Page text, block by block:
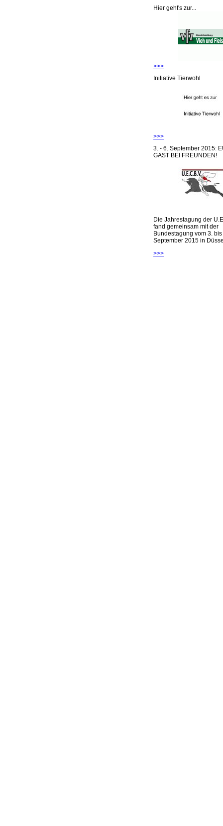
Hier geht's zur...
>>>
Initiative Tierwohl
>>>
3. - 6. September 2015:
GAST BEI FREUNDEN!
Die Jahrestagung der
fand gemeinsam mit der
Bundestagung vom 3. bis
September 2015 in
>>>